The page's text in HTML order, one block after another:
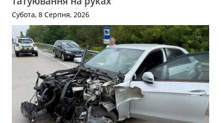
Субота, 8 Серпня, 2026